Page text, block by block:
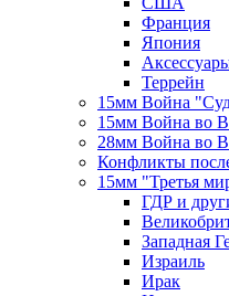
Франция
Япония
Террейн
15мм Война
15мм Война во
28мм Война во
Конфликты
15мм "Третья
ГДР и
Западная
Израиль
Ирак